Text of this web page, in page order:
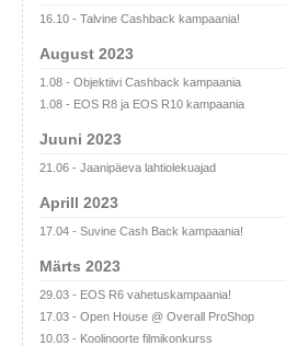
16.10 - Talvine Cashback kampaania!
August 2023
1.08 - Objektiivi Cashback kampaania
1.08 - EOS R8 ja EOS R10 kampaania
Juuni 2023
21.06 - Jaanipäeva lahtiolekuajad
Aprill 2023
17.04 - Suvine Cash Back kampaania!
Märts 2023
29.03 - EOS R6 vahetuskampaania!
17.03 - Open House @ Overall ProShop
10.03 - Koolinoorte filmikonkurss